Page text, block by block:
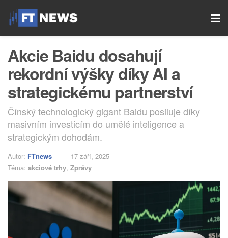
Akcie Baidu dosahují
rekordní výšky díky AI a
strategickému partnerství
Čínský technologický gigant Baidu posiluje díky
masivním investicím do umělé inteligence a
strategickým dohodám.
Autor: FTnews
17 září, 2025
Téma: akciové trhy, Zprávy